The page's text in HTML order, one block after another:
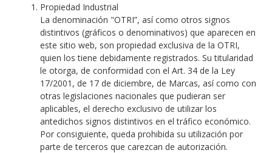
Propiedad Industrial
La denominación "OTRI”, así como otros signos
distintivos (gráficos o denominativos) que aparecen en
este sitio web, son propiedad exclusiva de la OTRI,
quien los tiene debidamente registrados. Su titularidad
le otorga, de conformidad con el Art. 34 de la Ley
17/2001, de 17 de diciembre, de Marcas, así como con
otras legislaciones nacionales que pudieran ser
aplicables, el derecho exclusivo de utilizar los
antedichos signos distintivos en el tráfico económico.
Por consiguiente, queda prohibida su utilización por
parte de terceros que carezcan de autorización.